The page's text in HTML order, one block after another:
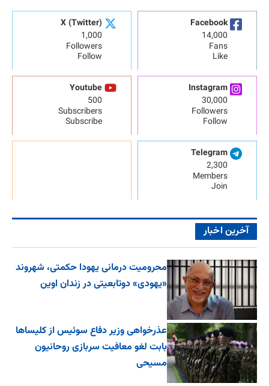
Facebook
14,000
Fans
Like
X (Twitter)
1,000
Followers
Follow
Instagram
30,000
Followers
Follow
Youtube
500
Subscribers
Subscribe
Telegram
2,300
Members
Join
آخرین اخبار
محرومیت درمانی یهودا حکمتی، شهروند
«یهودی» دوتابعیتی در زندان اوین
عذرخواهی وزیر دفاع سوئیس از کلیساها
بابت لغو معافیت سربازی روحانیون
مسیحی